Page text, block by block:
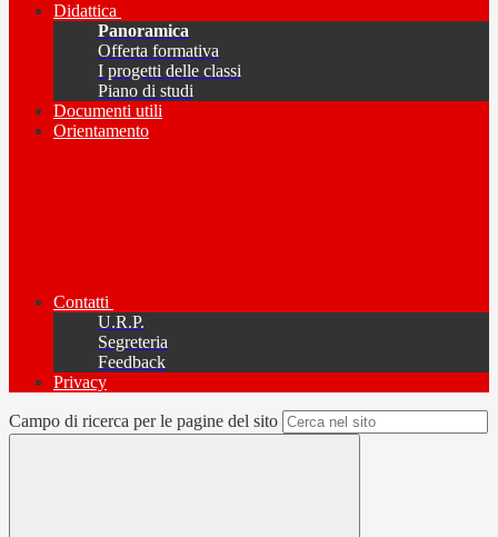
Didattica
Panoramica
Offerta formativa
I progetti delle classi
Piano di studi
Documenti utili
Orientamento
Contatti
U.R.P.
Segreteria
Feedback
Privacy
Campo di ricerca per le pagine del sito